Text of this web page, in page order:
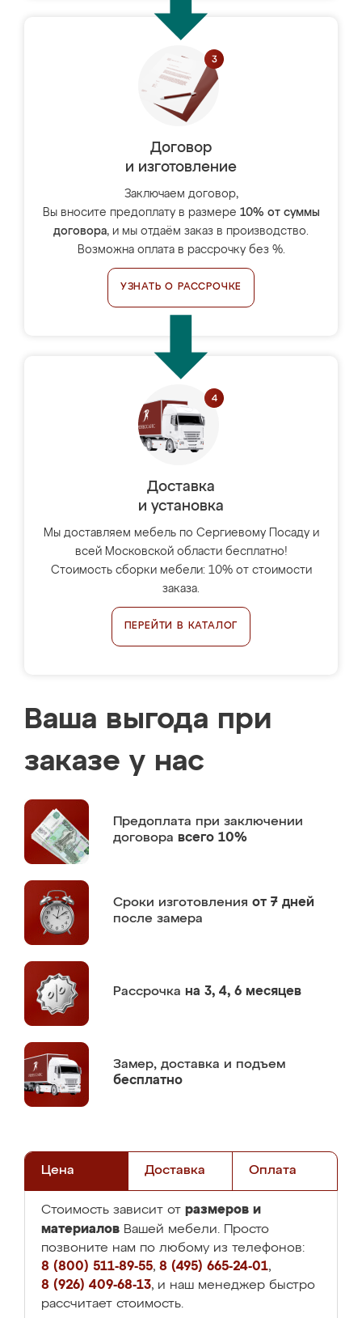
Договор
и изготовление
Заключаем договор,
Вы вносите предоплату в размере 10% от суммы
договора, и мы отдаём заказ в производство.
Возможна оплата в рассрочку без %.
УЗНАТЬ О РАССРОЧКЕ
Доставка
и установка
Мы доставляем мебель по Сергиевому Посаду и
всей Московской области бесплатно!
Стоимость сборки мебели: 10% от стоимости
заказа.
ПЕРЕЙТИ В КАТАЛОГ
Ваша выгода при
заказе у нас
Предоплата при заключении
договора всего 10%
Сроки изготовления от 7 дней
после замера
Рассрочка на 3, 4, 6 месяцев
Замер, доставка и подъем
бесплатно
Цена Доставка Оплата
Стоимость зависит от размеров и
материалов Вашей мебели. Просто
позвоните нам по любому из телефонов:
8 (800) 511-89-55, 8 (495) 665-24-01,
8 (926) 409-68-13, и наш менеджер быстро
рассчитает стоимость.